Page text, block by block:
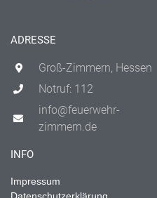
ADRESSE
Groß-Zimmern, Hessen
Notruf: 112
info@feuerwehr-
zimmern.de
INFO
Impressum
Datenschutzerklärung